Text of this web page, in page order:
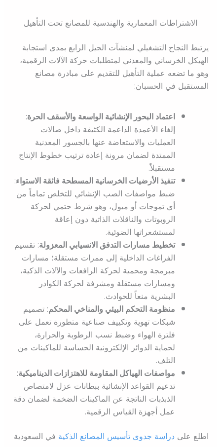
الاشتراطات المعمارية والهندسية للمصانع تحت التأهيل
يرتبط النجاح التشغيلي لمنشآت الجيل الرابع بمدى استجابة
الهيكل الخرساني والمعدني لمتطلبات حركة الآلات الرقمية،
وهو ما تضعه عملية التأهيل للتقديم على مبادرة مصانع
المستقبل في الحسبان:
اعتماد البحور الإنشائية الواسعة والأسقف الحرة:
إلغاء الأعمدة الداعمة الكثيفة داخل صالات
العمليات والاستعاضة عنها بالجسور المعدنية
الممتدة لضمان مرونة إعادة ترتيب خطوط الإنتاج
مستقبلاً.
تنفيذ الأرضيات الخرسانية المسطحة فائقة الاستواء:
ضبط مواصفات الصب الإنشائي للتخلص تماماً من
أي تموجات أو ميول، وهو شرط حتمي لحركة
الروبوتات والناقلات الذاتية دون إعاقة
لمستشعراتها الضوئية.
تخطيط مسارات التدفق الانسيابي المعزولة: تقسيم
الفراغات الداخلية إلى ممرات مستقلة؛ مسارات
مبرمجة ومحمية لحركة الرافعات والآلات الذكية،
ومسارات مستقلة ومشرفة لحركة الكوادر
البشرية منعاً للحوادث.
منظومة التحكم البيئي والمناخي المحكم: تصميم
شبكات تهوية وتكييف صناعية متطورة تعمل على
فلترة الهواء وضبط نسب الرطوبة والحرارة،
لحماية الدوائر الإلكترونية الحساسة للماكينات من
التلف.
مواصفات الهياكل المقاومة للاهتزازات الديناميكية:
تدعيم القواعد الإنشائية ببطانات عزل لامتصاص
الذبذبات الناتجة عن الماكينات الضخمة لضمان دقة
عمل أجهزة القياس الرقمية.
اطلع على دراسة جدوى تأسيس المصانع الذكيةفي السعودية